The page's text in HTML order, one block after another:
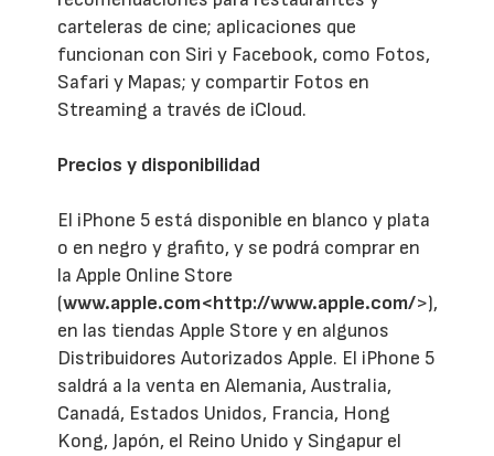
carteleras de cine; aplicaciones que
funcionan con Siri y Facebook, como Fotos,
Safari y Mapas; y compartir Fotos en
Streaming a través de iCloud.
Precios y disponibilidad
El iPhone 5 está disponible en blanco y plata
o en negro y grafito, y se podrá comprar en
la Apple Online Store
(www.apple.com<http://www.apple.com/>),
en las tiendas Apple Store y en algunos
Distribuidores Autorizados Apple. El iPhone 5
saldrá a la venta en Alemania, Australia,
Canadá, Estados Unidos, Francia, Hong
Kong, Japón, el Reino Unido y Singapur el